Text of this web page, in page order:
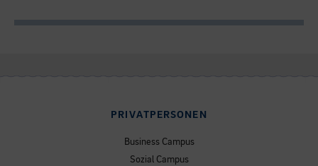
PRIVATPERSONEN
Business Campus
Sozial Campus